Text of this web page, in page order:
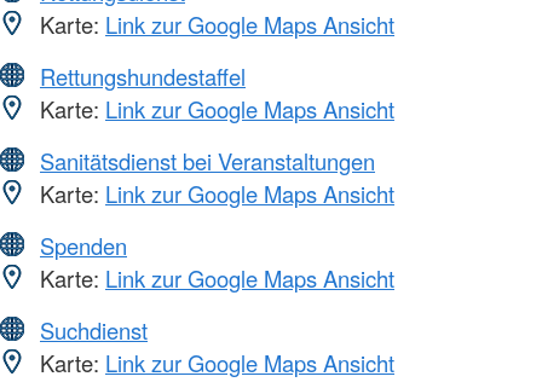
Karte: Link zur Google Maps Ansicht
Rettungshundestaffel
Karte: Link zur Google Maps Ansicht
Sanitätsdienst bei Veranstaltungen
Karte: Link zur Google Maps Ansicht
Spenden
Karte: Link zur Google Maps Ansicht
Suchdienst
Karte: Link zur Google Maps Ansicht